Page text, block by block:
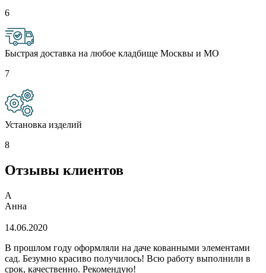
6
Быстрая доставка на любое кладбище Москвы и МО
7
Установка изделий
8
Отзывы клиентов
А
Анна
14.06.2020
В прошлом году оформляли на даче кованными элементами
сад. Безумно красиво получилось! Всю работу выполнили в
срок, качественно. Рекомендую!